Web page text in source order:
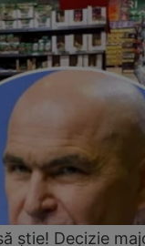
știe! Decizie